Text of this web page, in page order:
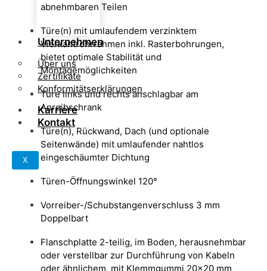
Unternehmen
Über uns
Zertifikate
Konformitätserklärungen
Karriere
Kontakt
X
abnehmbaren Teilen
Türe(n) mit umlaufendem verzinktem
Vierkantrohrrahmen inkl. Rasterbohrungen,
bietet optimale Stabilität und
Montagemöglichkeiten
Türe links und rechts anschlagbar am
Anreihschrank
Türe(n), Rückwand, Dach (und optionale
Seitenwände) mit umlaufender nahtlos
eingeschäumter Dichtung
Türen-Öffnungswinkel 120°
Vorreiber-/Schubstangenverschluss 3 mm
Doppelbart
Flanschplatte 2-teilig, im Boden, herausnehmbar
oder verstellbar zur Durchführung von Kabeln
oder ähnlichem, mit Klemmgummi 20x20 mm